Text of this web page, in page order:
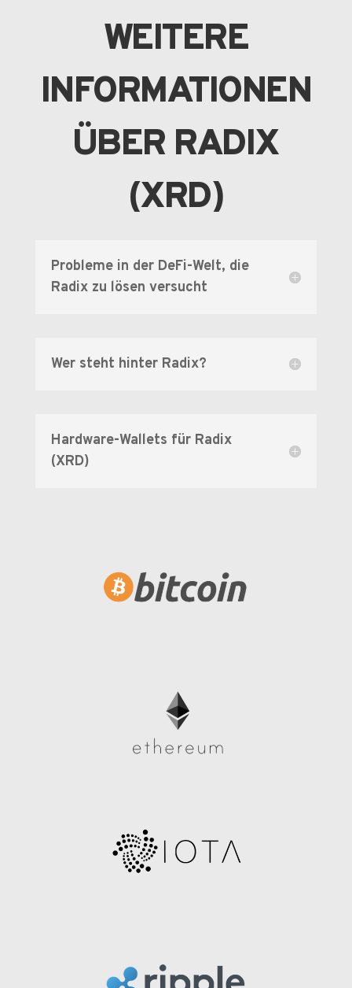
WEITERE
INFORMATIONEN
ÜBER RADIX
(XRD)
Probleme in der DeFi-Welt, die
Radix zu lösen versucht
Wer steht hinter Radix?
Hardware-Wallets für Radix
(XRD)